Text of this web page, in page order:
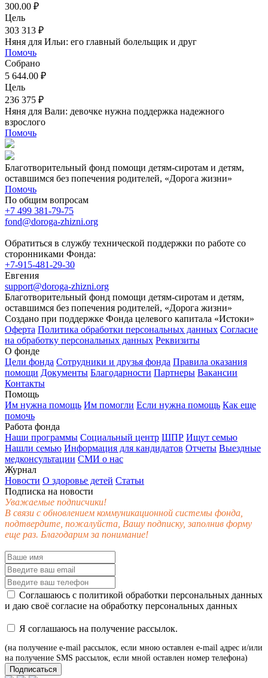
300.00 ₽
Цель
303 313 ₽
Няня для Ильи: его главный болельщик и друг
Помочь
Собрано
5 644.00 ₽
Цель
236 375 ₽
Няня для Вали: девочке нужна поддержка надежного
взрослого
Помочь
Благотворительный фонд помощи детям-сиротам и детям,
оставшимся без попечения родителей, «Дорога жизни»
Помочь
По общим вопросам
+7 499 381-79-75
fond@doroga-zhizni.org
Обратиться в службу технической поддержки по работе со
сторонниками Фонда:
+7-915-481-29-30
Евгения
support@doroga-zhizni.org
Благотворительный фонд помощи детям-сиротам и детям,
оставшимся без попечения родителей, «Дорога жизни»
Создано при поддержке Фонда целевого капитала «Истоки»
Оферта Политика обработки персональных данных Согласие
на обработку персональных данных Реквизиты
О фонде
Цели фонда Сотрудники и друзья фонда Правила оказания
помощи Документы Благодарности Партнеры Вакансии
Контакты
Помощь
Им нужна помощь Им помогли Если нужна помощь Как еще
помочь
Работа фонда
Наши программы Социальный центр ШПР Ищут семью
Нашли семью Информация для кандидатов Отчеты Выездные
медконсультации СМИ о нас
Журнал
Новости О здоровье детей Статьи
Подписка на новости
Уважаемые подписчики!
В связи с обновлением коммуникационной системы фонда,
подтвердите, пожалуйста, Вашу подписку, заполнив форму
еще раз. Благодарим за понимание!
Соглашаюсь с политикой обработки персональных данных
и даю своё согласие на обработку персональных данных
Я соглашаюсь на получение рассылок.
(на получение e-mail рассылок, если мною оставлен e-mail адрес и/или
на получение SMS рассылок, если мной оставлен номер телефона)
Подписаться